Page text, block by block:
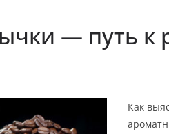
— путь к
Как